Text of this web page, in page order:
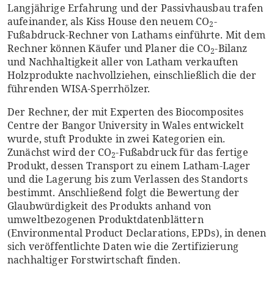
Langjährige Erfahrung und der Passivhausbau trafen
aufeinander, als Kiss House den neuem CO2-
Fußabdruck-Rechner von Lathams einführte. Mit dem
Rechner können Käufer und Planer die CO2-Bilanz
und Nachhaltigkeit aller von Latham verkauften
Holzprodukte nachvollziehen, einschließlich die der
führenden WISA-Sperrhölzer.
Der Rechner, der mit Experten des Biocomposites
Centre der Bangor University in Wales entwickelt
wurde, stuft Produkte in zwei Kategorien ein.
Zunächst wird der CO2-Fußabdruck für das fertige
Produkt, dessen Transport zu einem Latham-Lager
und die Lagerung bis zum Verlassen des Standorts
bestimmt. Anschließend folgt die Bewertung der
Glaubwürdigkeit des Produkts anhand von
umweltbezogenen Produktdatenblättern
(Environmental Product Declarations, EPDs), in denen
sich veröffentlichte Daten wie die Zertifizierung
nachhaltiger Forstwirtschaft finden.